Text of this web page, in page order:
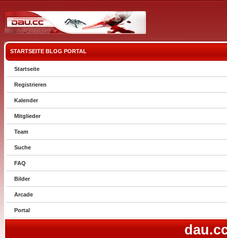
STARTSEITE BLOG PORTAL
Startseite
Registrieren
Kalender
Mitglieder
Team
Suche
FAQ
Bilder
Arcade
Portal